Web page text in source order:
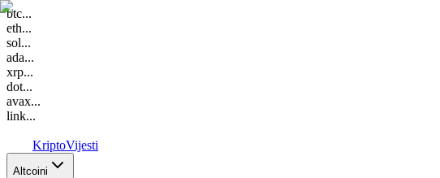
btc...
eth...
sol...
ada...
xrp...
dot...
avax...
link...
KriptoVijesti
Altcoini